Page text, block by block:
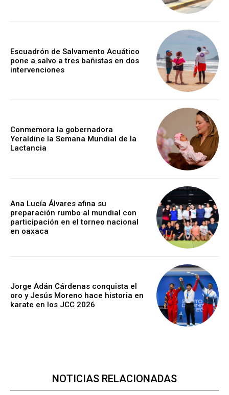
Escuadrón de Salvamento Acuático
pone a salvo a tres bañistas en dos
intervenciones
Conmemora la gobernadora
Yeraldine la Semana Mundial de la
Lactancia
Ana Lucía Álvares afina su
preparación rumbo al mundial con
participación en el torneo nacional
en oaxaca
Jorge Adán Cárdenas conquista el
oro y Jesús Moreno hace historia en
karate en los JCC 2026
NOTICIAS RELACIONADAS